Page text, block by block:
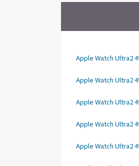
Apple Watch Ultra2
Apple Watch Ultra2
Apple Watch Ultra2
Apple Watch Ultra2
Apple Watch Ultra2